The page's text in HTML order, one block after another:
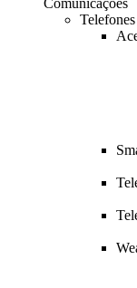
Comunicações